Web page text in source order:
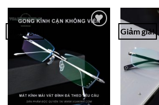
Giảm giá! Giảm giá!